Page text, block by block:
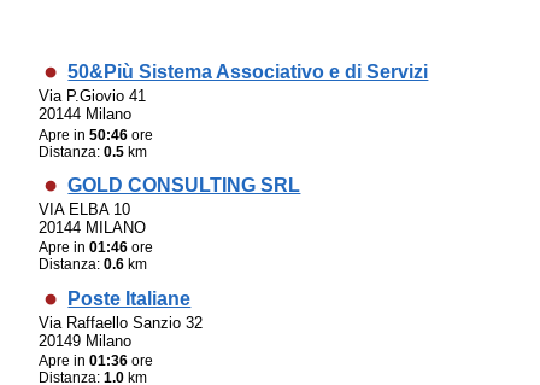
50&Più Sistema Associativo e di Servizi
Via P.Giovio 41
20144 Milano
Apre in50:46 ore
Distanza:0.5 km
GOLD CONSULTING SRL
VIA ELBA 10
20144 MILANO
Apre in01:46 ore
Distanza:0.6 km
Poste Italiane
Via Raffaello Sanzio 32
20149 Milano
Apre in01:36 ore
Distanza:1.0 km